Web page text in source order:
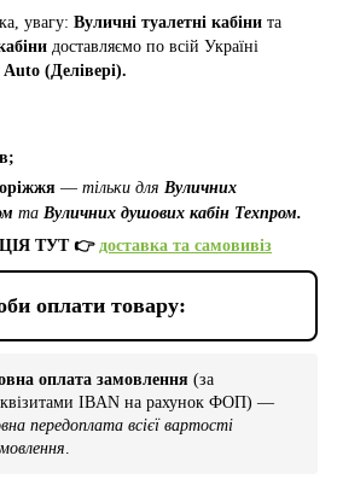
увагу: Вуличні туалетні кабіни та
доставляємо по всій Україні
(Делівері).
— тільки для Вуличних
та Вуличних душових кабін Техпром.
ТУТ 👉 доставка та самовивіз
оплати товару:
оплата замовлення (за
IBAN на рахунок ФОП) —
передоплата всієї вартості